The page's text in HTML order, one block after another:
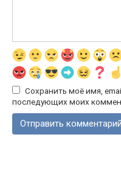
Сохранить моё имя,
последующих моих